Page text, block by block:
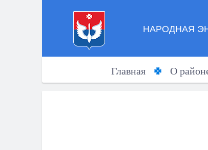
НАРОДНАЯ
Главная О